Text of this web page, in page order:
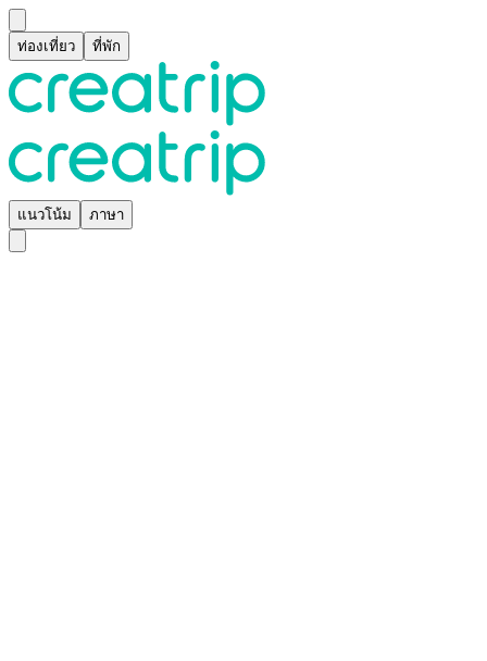
ท่องเที่ยว ที่พัก
แนวโน้ม ภาษา